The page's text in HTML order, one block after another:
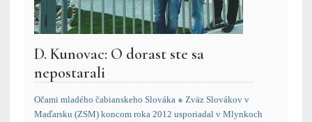
D. Kunovac: O dorast ste sa
nepostarali
Očami mladého čabianskeho Slováka ● Zväz Slovákov v
Maďarsku (ZSM) koncom roka 2012 usporiadal v Mlynkoch